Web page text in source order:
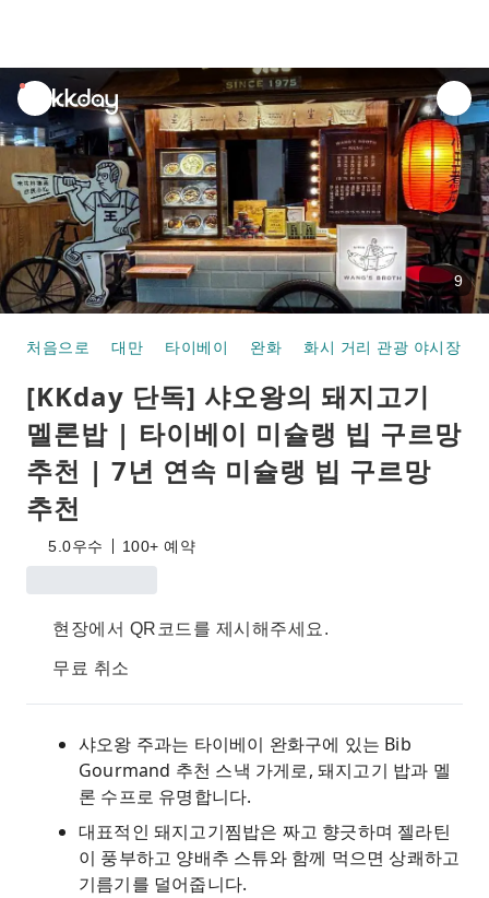
unread
notifications
9
처음으로 대만 타이베이 완화 화시 거리 관광 야시장
[KKday 단독] 샤오왕의 돼지고기
멜론밥 | 타이베이 미슐랭 빕 구르망
추천 | 7년 연속 미슐랭 빕 구르망
추천
5.0우수 100+ 예약
현장에서 QR코드를 제시해주세요.
무료 취소
샤오왕 주과는 타이베이 완화구에 있는 Bib
Gourmand 추천 스낵 가게로, 돼지고기 밥과 멜
론 수프로 유명합니다.
대표적인 돼지고기찜밥은 짜고 향긋하며 젤라틴
이 풍부하고 양배추 스튜와 함께 먹으면 상쾌하고
기름기를 덜어줍니다.